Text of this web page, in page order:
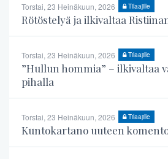
Torstai, 23 Heinäkuun, 2026 Tilaajille
Rötöstelyä ja ilkivaltaa
Torstai, 23 Heinäkuun, 2026 Tilaajille
”Hullun hommia” – ilkivaltaa
pihalla
Torstai, 23 Heinäkuun, 2026 Tilaajille
Kuntokartano uuteen